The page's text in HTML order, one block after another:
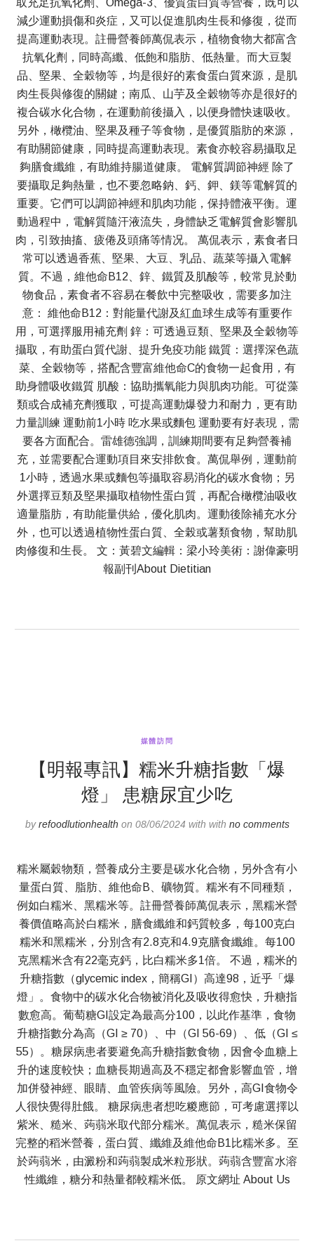
取充足抗氧化劑、Omega-3、優質蛋白質等營養，既可以
減少運動損傷和炎症，又可以促進肌肉生長和修復，從而
提高運動表現。註冊營養師萬侃表示，植物食物大都富含
抗氧化劑，同時高纖、低飽和脂肪、低熱量。而大豆製
品、堅果、全穀物等，均是很好的素食蛋白質來源，是肌
肉生長與修復的關鍵；南瓜、山芋及全穀物等亦是很好的
複合碳水化合物，在運動前後攝入，以便身體快速吸收。
另外，橄欖油、堅果及種子等食物，是優質脂肪的來源，
有助關節健康，同時提高運動表現。素食亦較容易攝取足
夠膳食纖維，有助維持腸道健康。 電解質調節神經 除了
要攝取足夠熱量，也不要忽略鈉、鈣、鉀、鎂等電解質的
重要。它們可以調節神經和肌肉功能，保持體液平衡。運
動過程中，電解質隨汗液流失，身體缺乏電解質會影響肌
肉，引致抽搐、疲倦及頭痛等情况。 萬侃表示，素食者日
常可以透過香蕉、堅果、大豆、乳品、蔬菜等攝入電解
質。不過，維他命B12、鋅、鐵質及肌酸等，較常見於動
物食品，素食者不容易在餐飲中完整吸收，需要多加注
意： 維他命B12：對能量代謝及紅血球生成等有重要作
用，可選擇服用補充劑 鋅：可透過豆類、堅果及全穀物等
攝取，有助蛋白質代謝、提升免疫功能 鐵質：選擇深色蔬
菜、全穀物等，搭配含豐富維他命C的食物一起食用，有
助身體吸收鐵質 肌酸：協助攜氧能力與肌肉功能。可從藻
類或合成補充劑獲取，可提高運動爆發力和耐力，更有助
力量訓練 運動前1小時 吃水果或麵包 運動要有好表現，需
要各方面配合。雷雄德強調，訓練期間要有足夠營養補
充，並需要配合運動項目來安排飲食。萬侃舉例，運動前
1小時，透過水果或麵包等攝取容易消化的碳水食物；另
外選擇豆類及堅果攝取植物性蛋白質，再配合橄欖油吸收
適量脂肪，有助能量供給，優化肌肉。運動後除補充水分
外，也可以透過植物性蛋白質、全榖或薯類食物，幫助肌
肉修復和生長。 文：黃碧文編輯：梁小玲美術：謝偉豪明
報副刊About Dietitian
媒體訪問
【明報專訊】糯米升糖指數「爆
燈」 患糖尿宜少吃
byrefoodlutionhealth on 08/06/2024 with with no comments
糯米屬穀物類，營養成分主要是碳水化合物，另外含有小
量蛋白質、脂肪、維他命B、礦物質。糯米有不同種類，
例如白糯米、黑糯米等。註冊營養師萬侃表示，黑糯米營
養價值略高於白糯米，膳食纖維和鈣質較多，每100克白
糯米和黑糯米，分別含有2.8克和4.9克膳食纖維。每100
克黑糯米含有22毫克鈣，比白糯米多1倍。 不過，糯米的
升糖指數（glycemic index，簡稱GI）高達98，近乎「爆
燈」。食物中的碳水化合物被消化及吸收得愈快，升糖指
數愈高。葡萄糖GI設定為最高分100，以此作基準，食物
升糖指數分為高（GI ≥ 70）、中（GI 56-69）、低（GI ≤
55）。糖尿病患者要避免高升糖指數食物，因會令血糖上
升的速度較快；血糖長期過高及不穩定都會影響血管，增
加併發神經、眼睛、血管疾病等風險。另外，高GI食物令
人很快覺得肚餓。 糖尿病患者想吃糉應節，可考慮選擇以
紫米、糙米、蒟蒻米取代部分糯米。萬侃表示，糙米保留
完整的稻米營養，蛋白質、纖維及維他命B1比糯米多。至
於蒟蒻米，由澱粉和蒟蒻製成米粒形狀。蒟蒻含豐富水溶
性纖維，糖分和熱量都較糯米低。 原文網址 About Us